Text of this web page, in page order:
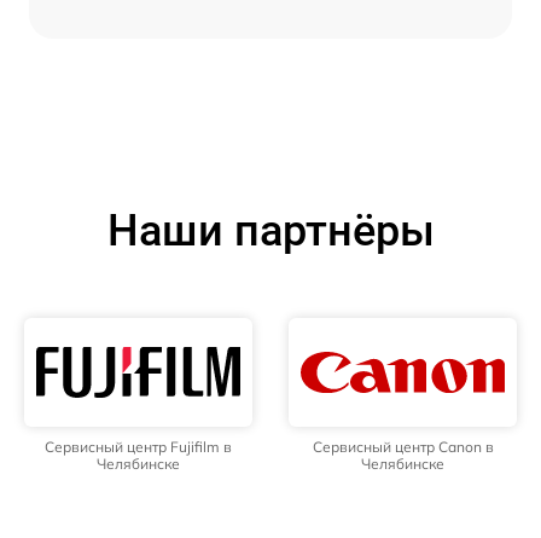
Наши партнёры
Сервисный центр Fujifilm в
Челябинске
Сервисный центр Canon в
Челябинске